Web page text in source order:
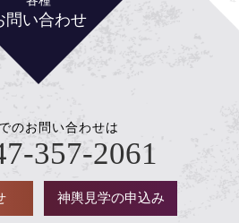
問い合わせ
のお問い合わせは
357-2061
神輿見学の申込み